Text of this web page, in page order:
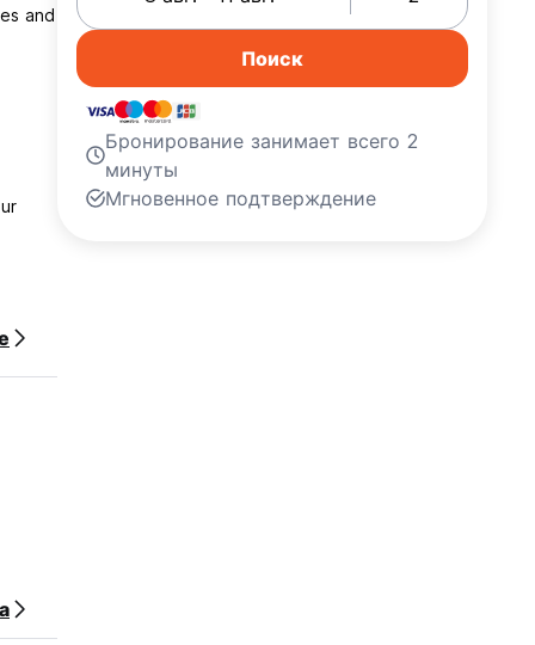
and
Поиск
Бронирование занимает всего 2
минуты
Мгновенное подтверждение